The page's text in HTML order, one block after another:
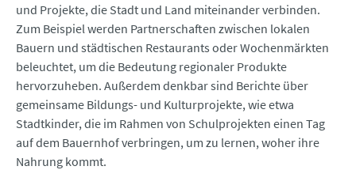
und Projekte, die Stadt und Land miteinander verbinden.
Zum Beispiel werden Partnerschaften zwischen lokalen
Bauern und städtischen Restaurants oder Wochenmärkten
beleuchtet, um die Bedeutung regionaler Produkte
hervorzuheben. Außerdem denkbar sind Berichte über
gemeinsame Bildungs- und Kulturprojekte, wie etwa
Stadtkinder, die im Rahmen von Schulprojekten einen Tag
auf dem Bauernhof verbringen, um zu lernen, woher ihre
Nahrung kommt.